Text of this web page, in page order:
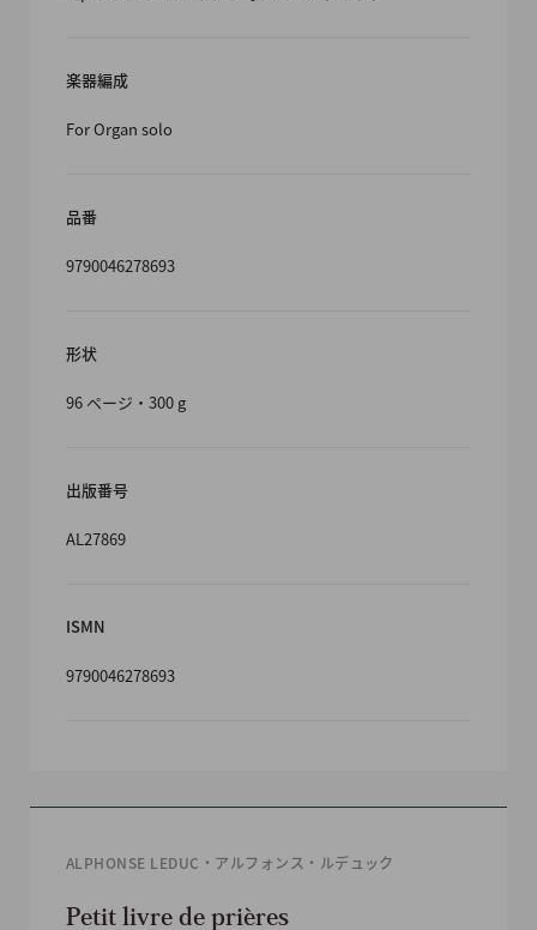
楽器編成
For Organ solo
品番
9790046278693
形状
96 ページ・300 g
出版番号
AL27869
ISMN
9790046278693
ALPHONSE LEDUC・アルフォンス・ルデュック
Petit livre de prières